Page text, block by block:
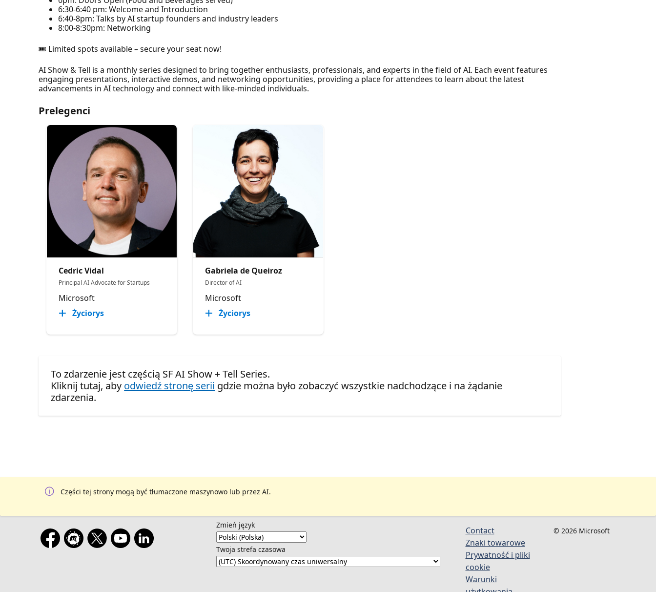
​6:30-6:40 pm: Welcome and Introduction
​​6:40-8pm: Talks by AI startup founders and industry leaders
​​​8:00-8:30pm: Networking
​​🎟 Limited spots available – secure your seat now!
​AI Show & Tell is a monthly series designed to bring together enthusiasts, professionals, and experts in the field of AI. Each event features
engaging presentations, interactive demos, and networking opportunities, providing a place for attendees to learn about the latest
advancements in AI technology and connect with like-minded individuals.
Prelegenci
Cedric Vidal
Principal AI Advocate for Startups
Microsoft
Życiorys
Gabriela de Queiroz
Director of AI
Microsoft
Życiorys
To zdarzenie jest częścią SF AI Show + Tell Series.
Kliknij tutaj, aby odwiedź stronę serii gdzie można było zobaczyć wszystkie nadchodzące i na żądanie
zdarzenia.
Części tej strony mogą być tłumaczone maszynowo lub przez AI.
Zmień język
Twoja strefa czasowa
Contact
Znaki towarowe
Prywatność i pliki
cookie
Warunki
© 2026 Microsoft